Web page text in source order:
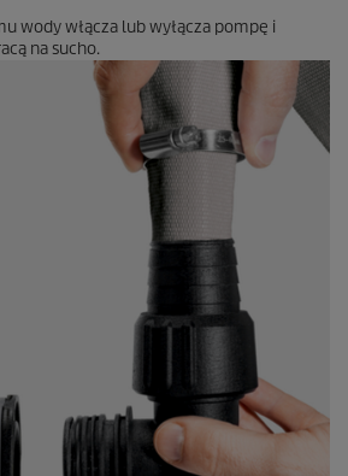
wody włącza lub wyłącza pompę i
na sucho.